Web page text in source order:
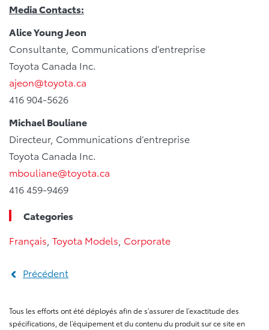
Media Contacts:
Alice Young Jeon
Consultante, Communications d’entreprise
Toyota Canada Inc.
ajeon@toyota.ca
416 904-5626
Michael Bouliane
Directeur, Communications d’entreprise
Toyota Canada Inc.
mbouliane@toyota.ca
416 459-9469
Categories
Français Toyota Models Corporate
Précédent
Tous les efforts ont été déployés afin de s’assurer de l’exactitude des
spécifications, de l’équipement et du contenu du produit sur ce site en